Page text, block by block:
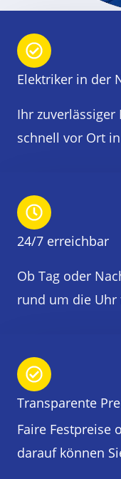
Elektriker in der
Ihr zuverlässiger
schnell vor Ort
24/7 erreichbar
Ob Tag oder
rund um die Uhr
Transparente
Faire Festpreise
darauf können